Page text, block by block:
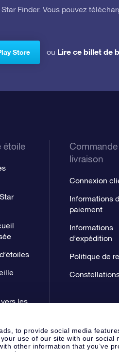
to provide social media
use of our site with our social
other information that you’ve
Finder. Vous pouvez
Store ou Lire ce billet de
étoile
les
livraison
Connexion
Informations
paiement
Informations
d’expédition
Politique de